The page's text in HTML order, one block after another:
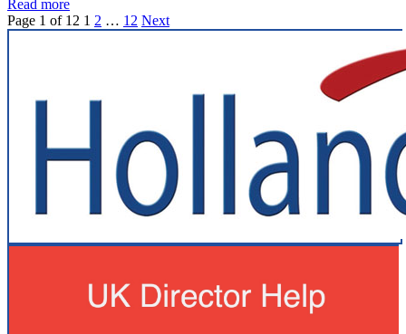
Read more
Page 1 of 12 1 2 … 12 Next